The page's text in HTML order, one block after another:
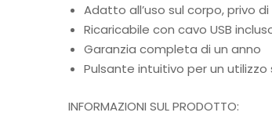
Adatto all’uso sul corpo, privo
Ricaricabile con cavo USB
Garanzia completa di un anno
Pulsante intuitivo per un utilizzo
INFORMAZIONI SUL PRODOTTO: